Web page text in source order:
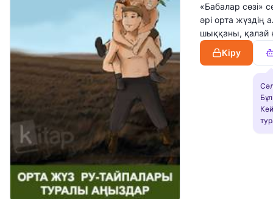
«Бабалар сөзі»
әрі орта жүздің
шыққаны, қалай
Кіру